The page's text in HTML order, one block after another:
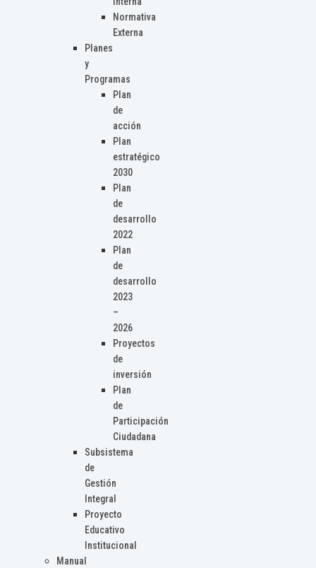
Normativa
Externa
Planes
y
Programas
Plan
de
acción
Plan
estratégico
2030
Plan
de
desarrollo
2022
Plan
de
desarrollo
2023
–
2026
Proyectos
de
inversión
Plan
de
Participación
Ciudadana
Subsistema
de
Gestión
Integral
Proyecto
Educativo
Institucional
Manual